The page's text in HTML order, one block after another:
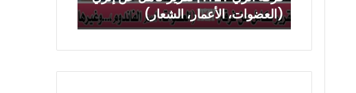
الأعمار،
الشعار)
(العضوات، الأعمار، الشعار)